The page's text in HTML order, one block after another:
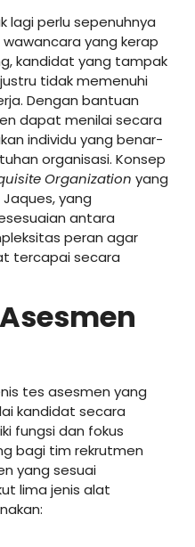
lagi perlu sepenuhnya
yang kerap
kandidat yang tampak
tidak memenuhi
Dengan bantuan
dapat menilai secara
individu yang benar-
organisasi. Konsep
Organization yang
Jaques, yang
antara
peran agar
tercapai secara
tes asesmen yang
kandidat secara
fungsi dan fokus
bagi tim rekrutmen
yang sesuai
lima jenis alat